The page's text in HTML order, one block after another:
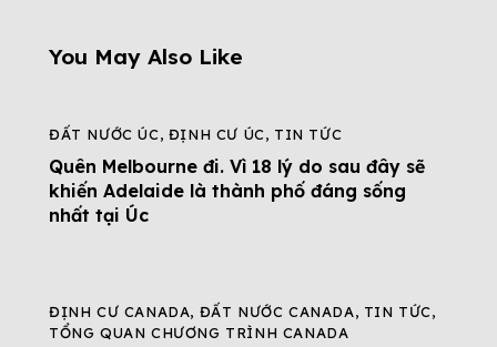
You May Also Like
ĐẤT NƯỚC ÚC, ĐỊNH CƯ ÚC, TIN TỨC
Quên Melbourne đi. Vì 18 lý do sau đây sẽ
khiến Adelaide là thành phố đáng sống
nhất tại Úc
ĐỊNH CƯ CANADA, ĐẤT NƯỚC CANADA, TIN TỨC,
TỔNG QUAN CHƯƠNG TRÌNH CANADA